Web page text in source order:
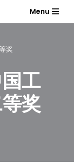
Menu
奖
工
奖